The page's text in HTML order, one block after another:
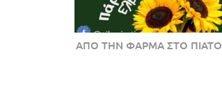
ΑΠΟ ΤΗΝ ΦΑΡΜΑ ΣΤΟ ΠΙΑΤΟ